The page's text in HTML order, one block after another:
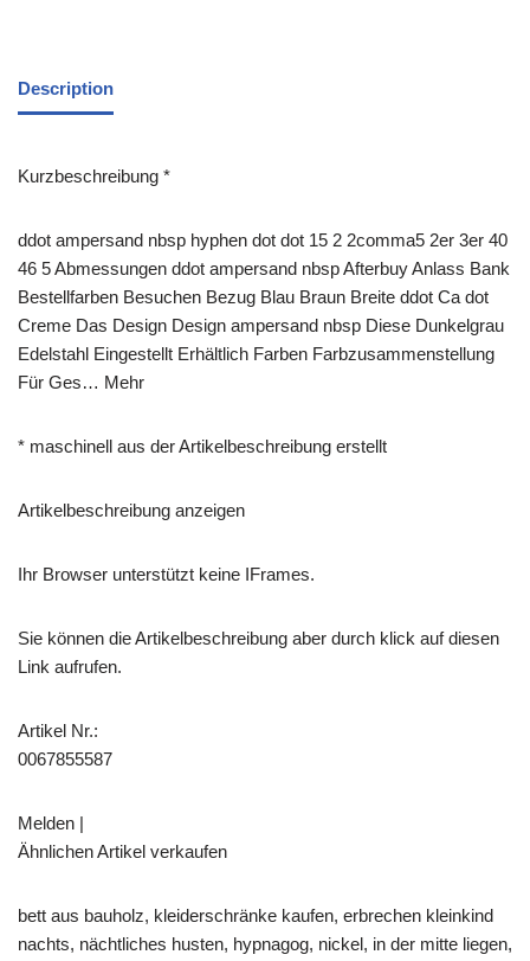
Description
Kurzbeschreibung *
ddot ampersand nbsp hyphen dot dot 15 2 2comma5 2er 3er 40
46 5 Abmessungen ddot ampersand nbsp Afterbuy Anlass Bank
Bestellfarben Besuchen Bezug Blau Braun Breite ddot Ca dot
Creme Das Design Design ampersand nbsp Diese Dunkelgrau
Edelstahl Eingestellt Erhältlich Farben Farbzusammenstellung
Für Ges… Mehr
* maschinell aus der Artikelbeschreibung erstellt
Artikelbeschreibung anzeigen
Ihr Browser unterstützt keine IFrames.
Sie können die Artikelbeschreibung aber durch klick auf diesen
Link aufrufen.
Artikel Nr.:
0067855587
Melden |
Ähnlichen Artikel verkaufen
bett aus bauholz, kleiderschränke kaufen, erbrechen kleinkind
nachts, nächtliches husten, hypnagog, nickel, in der mitte liegen,